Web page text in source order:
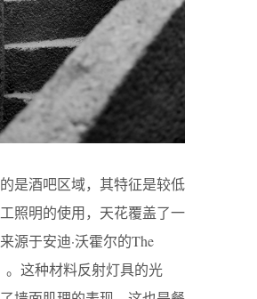
是酒吧区域，其特征是较低
照明的使用，天花覆盖了一
源于安迪·沃霍尔的The
。这种材料反射灯具的光